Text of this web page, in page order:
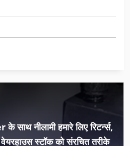
नीलामी हमारे लिए रिटर्न्स,
स्टॉक को संरचित तरीके